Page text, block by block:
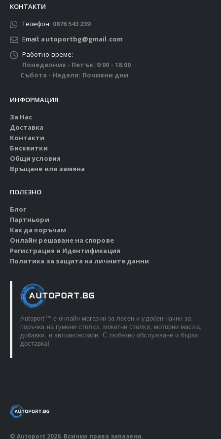
КОНТАКТИ
Телефон: 0876 543 239
Email: autoportbg@gmail.com
Работно време:
Понеделник - Петък: 9:00 - 18:00
Събота - Неделя: Почивни дни
ИНФОРМАЦИЯ
За Нас
Доставка
Контакти
Бисквитки
Общи условия
Връщане или замяна
ПОЛЕЗНО
Блог
Партньори
Как да поръчам
Онлайн решаване на спорове
Регистрация и Идентификация
Политика за защита на личните данни
Autoport™ e онлайн магазин за лесен и удобен начин за
поръчка на гумени стелки, мокетни стелки, моторни масла,
добавки, и автоаксесоари. С любезно обслужване и бърза
доставка!
© Autoport 2026. Всички права запазени.